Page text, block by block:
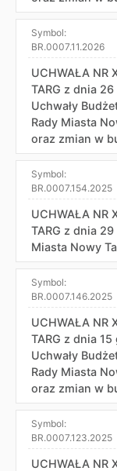
Symbol:
BR.0007.11.2026
UCHWAŁA NR
TARG z dnia
Uchwały
Rady Miasta
oraz zmian w
Symbol:
BR.0007.154.2025
UCHWAŁA NR
TARG z dnia
Miasta Nowy
Symbol:
BR.0007.146.2025
UCHWAŁA NR
TARG z dnia
Uchwały
Rady Miasta
oraz zmian w
Symbol:
BR.0007.123.2025
UCHWAŁA NR